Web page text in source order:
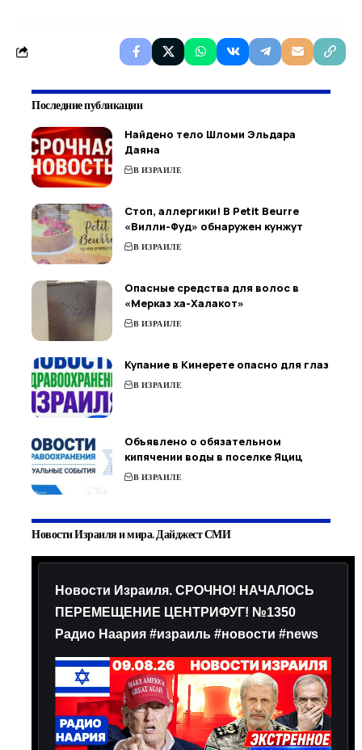
Последние публикации
Найдено тело Шломи Эльдара
Даяна
В ИЗРАИЛЕ
Стоп, аллергики! В Petit Beurre
«Вилли-Фуд» обнаружен кунжут
В ИЗРАИЛЕ
Опасные средства для волос в
«Мерказ ха-Халакот»
В ИЗРАИЛЕ
Купание в Кинерете опасно для глаз
В ИЗРАИЛЕ
Объявлено о обязательном
кипячении воды в поселке Яциц
В ИЗРАИЛЕ
Новости Израиля и мира. Дайджест СМИ